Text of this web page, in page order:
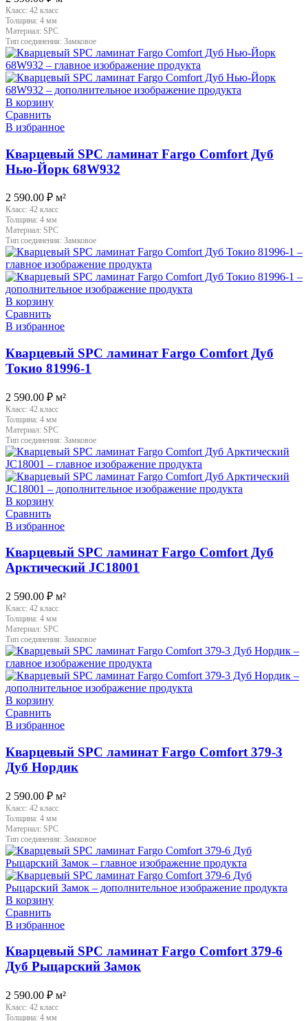
Класс: 42 класс
Толщина: 4 мм
Материал: SPC
Тип соединения: Замковое
В корзину
Сравнить
В избранное
Кварцевый SPC ламинат Fargo Comfort Дуб
Нью-Йорк 68W932
2 590.00 ₽ м²
Класс: 42 класс
Толщина: 4 мм
Материал: SPC
Тип соединения: Замковое
В корзину
Сравнить
В избранное
Кварцевый SPC ламинат Fargo Comfort Дуб
Токио 81996-1
2 590.00 ₽ м²
Класс: 42 класс
Толщина: 4 мм
Материал: SPC
Тип соединения: Замковое
В корзину
Сравнить
В избранное
Кварцевый SPC ламинат Fargo Comfort Дуб
Арктический JC18001
2 590.00 ₽ м²
Класс: 42 класс
Толщина: 4 мм
Материал: SPC
Тип соединения: Замковое
В корзину
Сравнить
В избранное
Кварцевый SPC ламинат Fargo Comfort 379-3
Дуб Нордик
2 590.00 ₽ м²
Класс: 42 класс
Толщина: 4 мм
Материал: SPC
Тип соединения: Замковое
В корзину
Сравнить
В избранное
Кварцевый SPC ламинат Fargo Comfort 379-6
Дуб Рыцарский Замок
2 590.00 ₽ м²
Класс: 42 класс
Толщина: 4 мм